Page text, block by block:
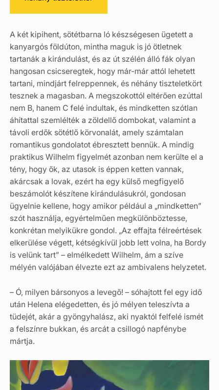
A két kipihent, sötétbarna ló készségesen ügetett a
kanyargós földúton, mintha maguk is jó ötletnek
tartanák a kirándulást, és az út szélén álló fák olyan
hangosan csicseregtek, hogy már-már attól lehetett
tartani, mindjárt felreppennek, és néhány tiszteletkört
tesznek a magasban. A megszokottól eltérően ezúttal
nem B, hanem C felé indultak, és mindketten szótlan
áhítattal szemlélték a zöldellő dombokat, valamint a
távoli erdők sötétlő körvonalát, amely számtalan
romantikus gondolatot ébresztett bennük. A mindig
praktikus Wilhelm figyelmét azonban nem kerülte el a
tény, hogy ők, az utasok is éppen ketten vannak,
akárcsak a lovak, ezért ha egy külső megfigyelő
beszámolót készítene kirándulásukról, gondosan
ügyelnie kellene, hogy amikor például a „mindketten”
szót használja, egyértelműen megkülönböztesse,
konkrétan melyikükre gondol. „Az effajta félreértések
elkerülése végett, kétségkívül jobb lett volna, ha Bordy
is velünk tart” – elmélkedett Wilhelm, ám a szíve
mélyén valójában élvezte ezt az ambivalens helyzetet.
– Ó, milyen bársonyos a levegő! – sóhajtott fel egy idő
után Helena elégedetten, és jó mélyen teleszívta a
tüdejét, akár a gyöngyhalász, aki nyaktól felfelé ismét
a felszínre bukkan, és arcát a csillogó napfénybe
mártja.